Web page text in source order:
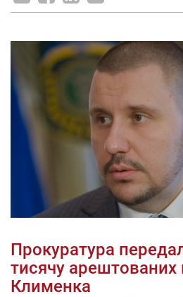
Прокуратура
тисячу арештованих
Клименка